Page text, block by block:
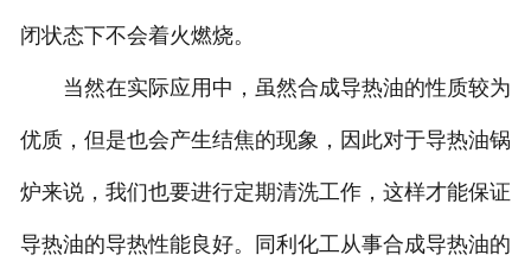
闭状态下不会着火燃烧。
当然在实际应用中，虽然合成导热油的性质较为
优质，但是也会产生结焦的现象，因此对于导热油锅
炉来说，我们也要进行定期清洗工作，这样才能保证
导热油的导热性能良好。同利化工从事合成导热油的